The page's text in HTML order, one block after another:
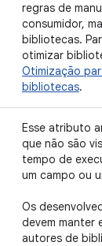
regras de
consumidor,
bibliotecas.
otimizar
Otimização
bibliotecas.
Esse atributo
que não são
tempo de
um campo ou
Os
devem manter
autores de